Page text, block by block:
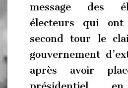
message des
électeurs qui
second tour le
gouvernement
après avoir